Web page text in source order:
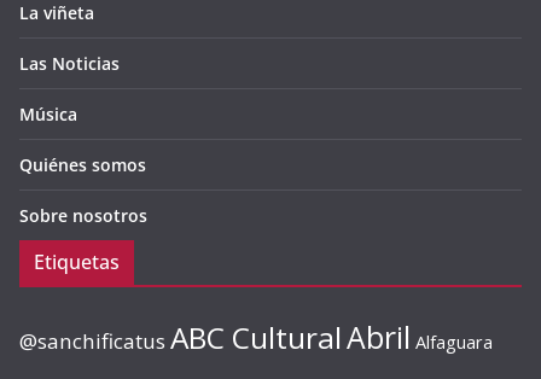
La viñeta
Las Noticias
Música
Quiénes somos
Sobre nosotros
Etiquetas
@sanchificatus ABC CulturalAbril Alfaguara